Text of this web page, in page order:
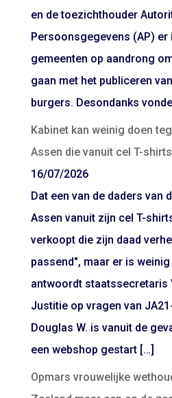
en de toezichthouder
Persoonsgegevens (AP) er
gemeenten op aandrong
gaan met het publiceren
burgers. Desondanks
Kabinet kan weinig doen
Assen die vanuit cel T-
16/07/2026
Dat een van de daders van
Assen vanuit zijn cel T-
verkoopt die zijn daad
passend", maar er is
antwoordt staatssecretaris
Justitie op vragen van
Douglas W. is vanuit de
een webshop gestart […]
Opmars vrouwelijke